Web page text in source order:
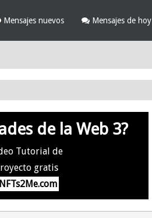
Mensajes nuevos Mensajes de hoy
de la Web 3?
Tutorial de
gratis
NFTs2Me.com